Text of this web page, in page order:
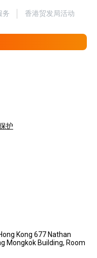
务 香港贸发局活动
护
Kong 677 Nathan
Mongkok Building, Room